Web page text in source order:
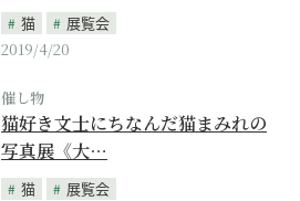
猫
展覧会
2019/4/20
催し物
猫好き文士にちなんだ猫まみれの
写真展《大…
猫
展覧会